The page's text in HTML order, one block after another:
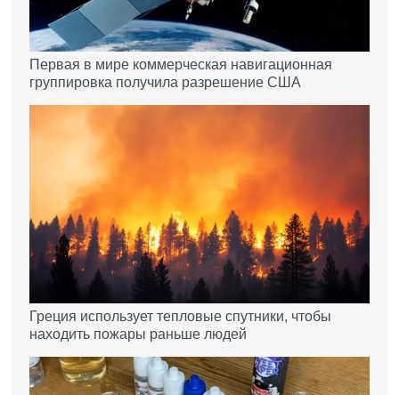
Первая в мире коммерческая навигационная
группировка получила разрешение США
Греция использует тепловые спутники, чтобы
находить пожары раньше людей